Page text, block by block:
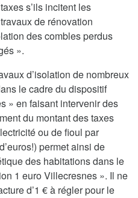
s’ils incitent les
de rénovation
des combles perdus
».
d’isolation de nombreux
le cadre du dispositif
» en faisant intervenir des
du montant des taxes
ou de fioul par
permet ainsi de
des habitations dans le
1 euro Villecresnes ». Il ne
d’1 € à régler pour le